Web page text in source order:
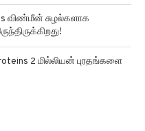
விண்மீன் சுழல்களாக
2 மில்லியன் புரதங்களை